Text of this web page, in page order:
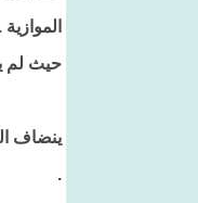
الموازية .
حيث لم
ينضاف
.